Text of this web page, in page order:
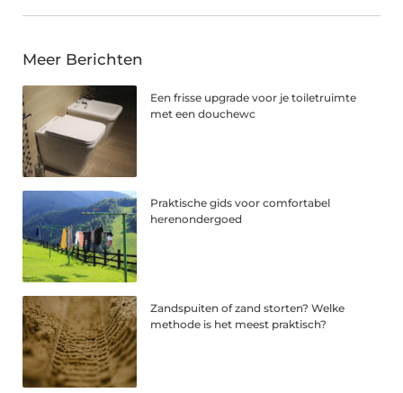
Meer Berichten
Een frisse upgrade voor je toiletruimte
met een douchewc
Praktische gids voor comfortabel
herenondergoed
Zandspuiten of zand storten? Welke
methode is het meest praktisch?